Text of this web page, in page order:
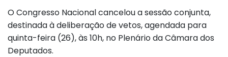
O Congresso Nacional cancelou a sessão conjunta,
destinada à deliberação de vetos, agendada para
quinta-feira (26), às 10h, no Plenário da Câmara dos
Deputados.